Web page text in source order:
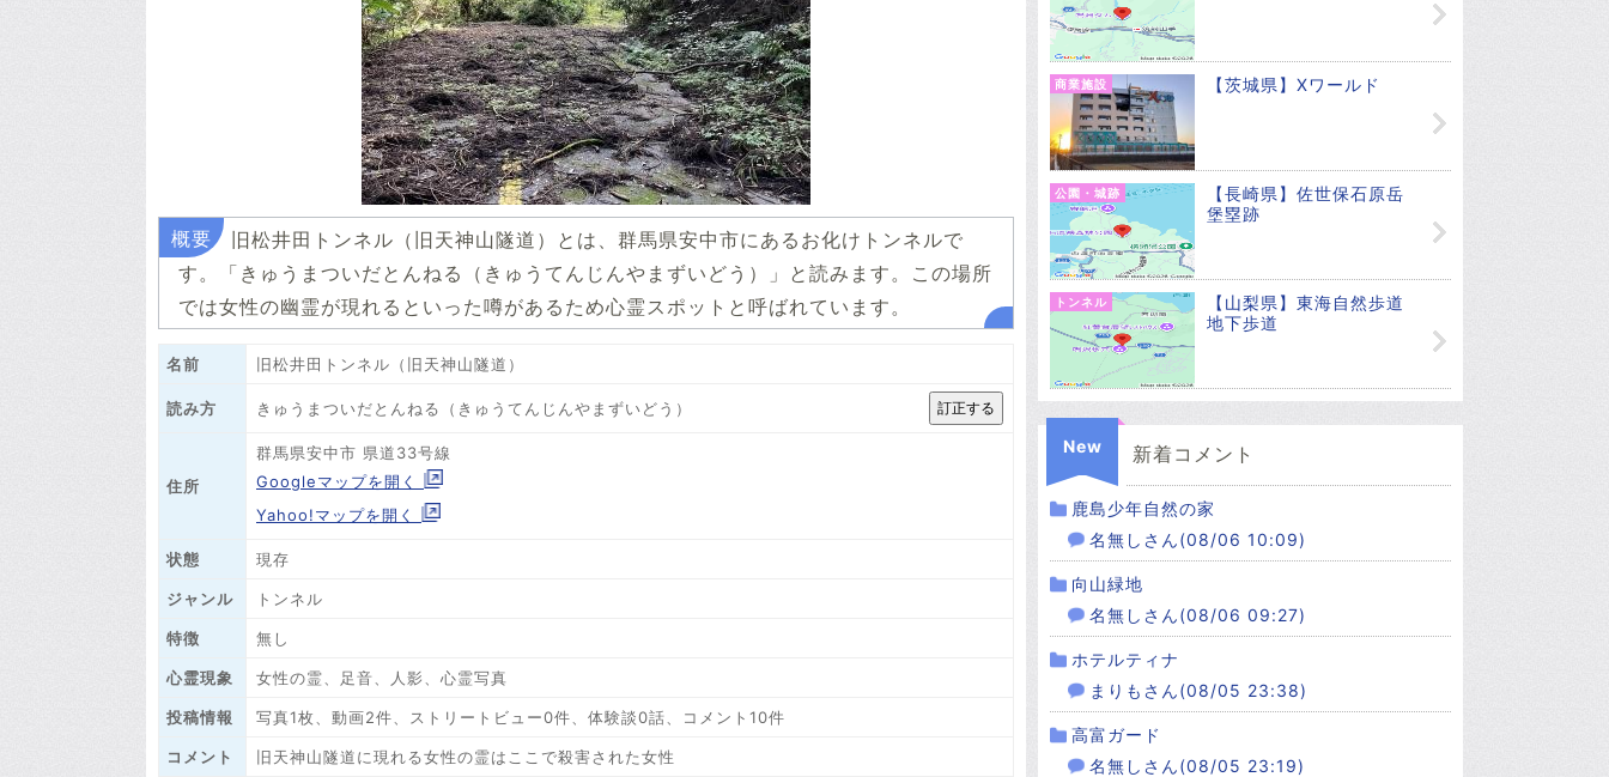
旧松井田トンネル（旧天神山隧道）とは、群馬県安中市にあるお化けトンネルで
す。「きゅうまついだとんねる（きゅうてんじんやまずいどう）」と読みます。この場所
では女性の幽霊が現れるといった噂があるため心霊スポットと呼ばれています。
名前 旧松井田トンネル（旧天神山隧道）
読み方 きゅうまついだとんねる（きゅうてんじんやまずいどう）
住所
群馬県安中市 県道33号線
Googleマップを開く
Yahoo!マップを開く
状態 現存
ジャンル トンネル
特徴 無し
心霊現象 女性の霊、足音、人影、心霊写真
投稿情報 写真1枚、動画2件、ストリートビュー0件、体験談0話、コメント10件
コメント 旧天神山隧道に現れる女性の霊はここで殺害された女性
商業施設 【茨城県】Xワールド
公園・城跡
【長崎県】佐世保石原岳
堡塁跡
トンネル
【山梨県】東海自然歩道
地下歩道
New 新着コメント
鹿島少年自然の家
名無しさん(08/06 10:09)
向山緑地
名無しさん(08/06 09:27)
ホテルティナ
まりもさん(08/05 23:38)
高富ガード
名無しさん(08/05 23:19)